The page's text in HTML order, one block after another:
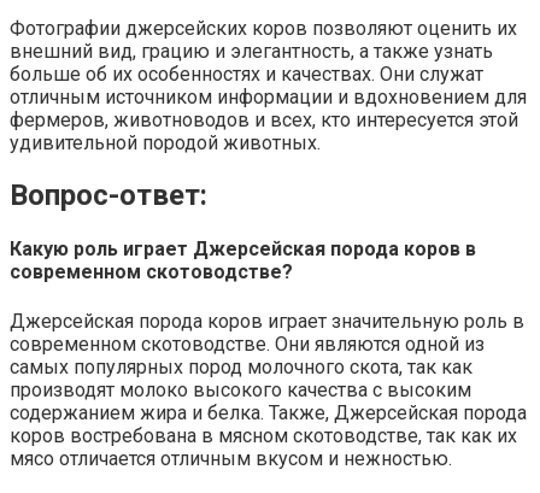
Фотографии джерсейских коров позволяют оценить их
внешний вид, грацию и элегантность, а также узнать
больше об их особенностях и качествах. Они служат
отличным источником информации и вдохновением для
фермеров, животноводов и всех, кто интересуется этой
удивительной породой животных.
Вопрос-ответ:
Какую роль играет Джерсейская порода коров в
современном скотоводстве?
Джерсейская порода коров играет значительную роль в
современном скотоводстве. Они являются одной из
самых популярных пород молочного скота, так как
производят молоко высокого качества с высоким
содержанием жира и белка. Также, Джерсейская порода
коров востребована в мясном скотоводстве, так как их
мясо отличается отличным вкусом и нежностью.